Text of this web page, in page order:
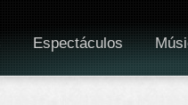
Espectáculos